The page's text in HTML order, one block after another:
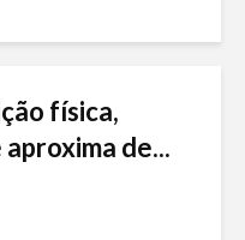
física,
de...